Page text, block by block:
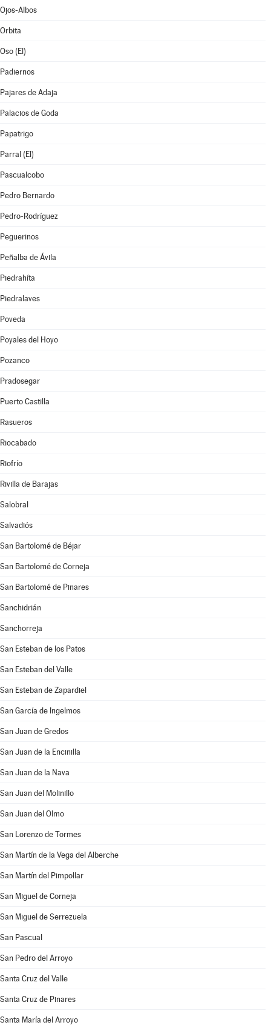
Ojos-Albos
Orbita
Oso (El)
Padiernos
Pajares de Adaja
Palacios de Goda
Papatrigo
Parral (El)
Pascualcobo
Pedro Bernardo
Pedro-Rodríguez
Peguerinos
Peñalba de Ávila
Piedrahíta
Piedralaves
Poveda
Poyales del Hoyo
Pozanco
Pradosegar
Puerto Castilla
Rasueros
Riocabado
Riofrío
Rivilla de Barajas
Salobral
Salvadiós
San Bartolomé de Béjar
San Bartolomé de Corneja
San Bartolomé de Pinares
Sanchidrián
Sanchorreja
San Esteban de los Patos
San Esteban del Valle
San Esteban de Zapardiel
San García de Ingelmos
San Juan de Gredos
San Juan de la Encinilla
San Juan de la Nava
San Juan del Molinillo
San Juan del Olmo
San Lorenzo de Tormes
San Martín de la Vega del Alberche
San Martín del Pimpollar
San Miguel de Corneja
San Miguel de Serrezuela
San Pascual
San Pedro del Arroyo
Santa Cruz del Valle
Santa Cruz de Pinares
Santa María del Arroyo